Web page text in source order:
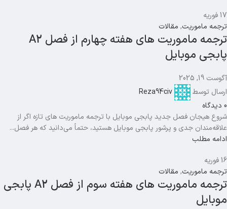
17فوریه
ترجمه ماموریت, مقالات
ترجمه ماموریت های هفته چهارم از فصل A2
پابجی موبایل
آگوست 19, 2025
ارسال توسط
Reza94civ
0 دیدگاه
شروع هیجان فصل جدید پابجی موبایل با ترجمه ماموریت های تازه اگر از
علاقه‌مندان جدی و پرشور پابجی موبایل هستید، حتماً می‌دانید که هر فصل...
ادامه مطلب
16فوریه
ترجمه ماموریت, مقالات
ترجمه ماموریت های هفته سوم از فصل A2 پابجی
موبایل